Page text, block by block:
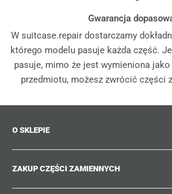
Gwarancja
W suitcase.repair dostarczamy
którego modelu pasuje każda część.
pasuje, mimo że jest wymieniona
przedmiotu, możesz zwrócić części
O SKLEPIE
zamiennych, akcesoriów i ulepszeń do
ukochanych walizek, wózków i toreb.
ZAKUP CZĘŚCI ZAMIENNYCH